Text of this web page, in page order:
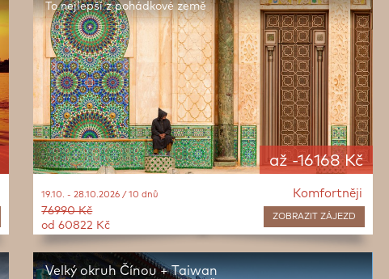
až -16168 Kč
To nejlepší z pohádkové země
Komfortněji
ZOBRAZIT ZÁJEZD
19.10. - 28.10.2026 / 10 dnů
76990 Kč
od 60822 Kč
Velký okruh Čínou + Taiwan